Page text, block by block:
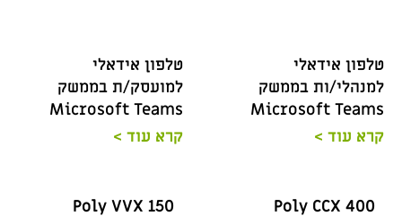
טלפון אידאלי
למנהלי/ות בממשק
Microsoft Teams
קרא עוד >
טלפון אידאלי
למועסק/ת בממשק
Microsoft Teams
קרא עוד >
Poly CCX 400
Poly VVX 150